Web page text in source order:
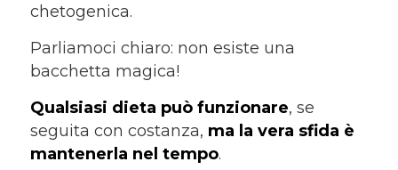
chetogenica.
Parliamoci chiaro: non esiste una
bacchetta magica!
Qualsiasi dieta può funzionare, se
seguita con costanza, ma la vera sfida è
mantenerla nel tempo.